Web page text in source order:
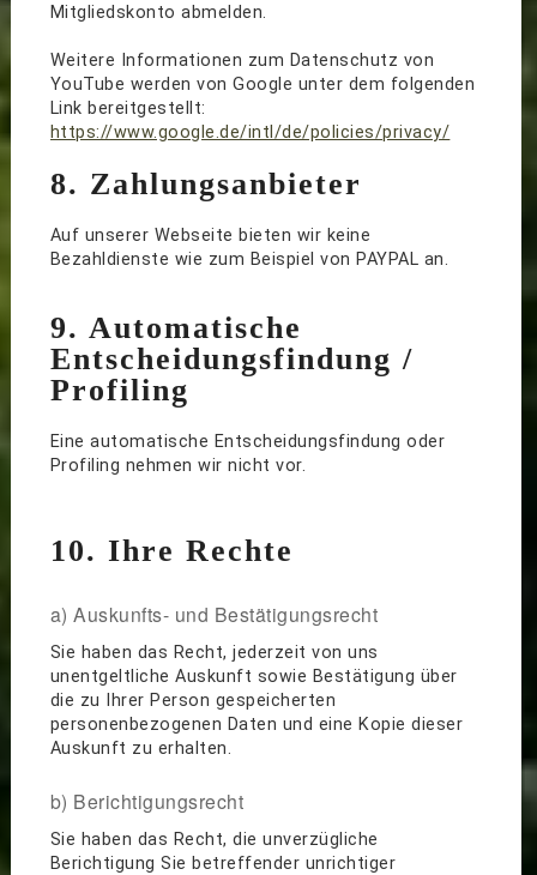
Mitgliedskonto abmelden.
Weitere Informationen zum Datenschutz von
YouTube werden von Google unter dem folgenden
Link bereitgestellt:
https://www.google.de/intl/de/policies/privacy/
8. Zahlungsanbieter
Auf unserer Webseite bieten wir keine
Bezahldienste wie zum Beispiel von PAYPAL an.
9. Automatische
Entscheidungsfindung /
Profiling
Eine automatische Entscheidungsfindung oder
Profiling nehmen wir nicht vor.
10. Ihre Rechte
a) Auskunfts- und Bestätigungsrecht
Sie haben das Recht, jederzeit von uns
unentgeltliche Auskunft sowie Bestätigung über
die zu Ihrer Person gespeicherten
personenbezogenen Daten und eine Kopie dieser
Auskunft zu erhalten.
b) Berichtigungsrecht
Sie haben das Recht, die unverzügliche
Berichtigung Sie betreffender unrichtiger